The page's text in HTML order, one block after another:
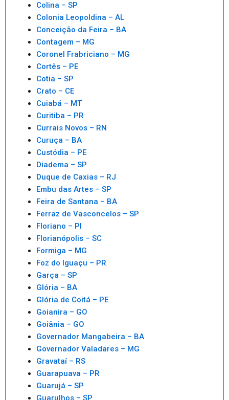
Colina – SP
Colonia Leopoldina – AL
Conceição da Feira – BA
Contagem – MG
Coronel Frabriciano – MG
Cortês – PE
Cotia – SP
Crato – CE
Cuiabá – MT
Curitiba – PR
Currais Novos – RN
Curuça – BA
Custódia – PE
Diadema – SP
Duque de Caxias – RJ
Embu das Artes – SP
Feira de Santana – BA
Ferraz de Vasconcelos – SP
Floriano – PI
Florianópolis – SC
Formiga – MG
Foz do Iguaçu – PR
Garça – SP
Glória – BA
Glória de Coitá – PE
Goianira – GO
Goiânia – GO
Governador Mangabeira – BA
Governador Valadares – MG
Gravataí – RS
Guarapuava – PR
Guarujá – SP
Guarulhos – SP